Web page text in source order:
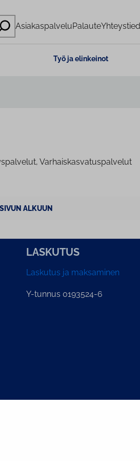
AsiakaspalveluPalaute
Työ ja elinkeinot
Varhaiskasvatuspalvelut
SIVUN ALKUUN
LASKUTUS
Laskutus ja maksaminen
Y-tunnus 0193524-6